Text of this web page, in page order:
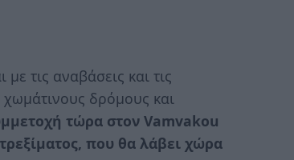
τις αναβάσεις και τις
χωμάτινους δρόμους και
τώρα στον Vamvakou
που θα λάβει χώρα